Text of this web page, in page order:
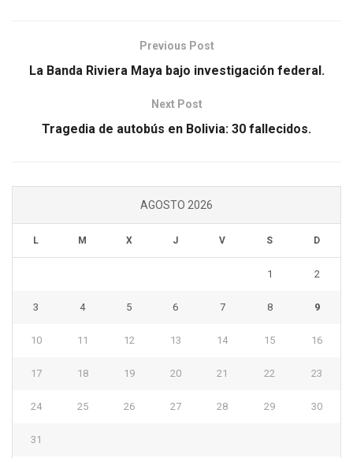
Previous Post
La Banda Riviera Maya bajo investigación federal.
Next Post
Tragedia de autobús en Bolivia: 30 fallecidos.
AGOSTO 2026
L M X J V S D
1 2
3 4 5 6 7 8 9
10 11 12 13 14 15 16
17 18 19 20 21 22 23
24 25 26 27 28 29 30
31